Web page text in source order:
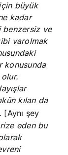
büyük
kadar
benzersiz ve
varolmak
konusunda
kılan da
şey
eden bu